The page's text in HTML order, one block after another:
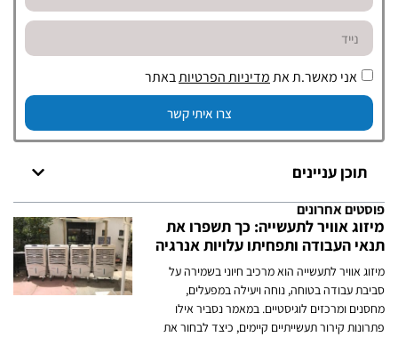
אני מאשר.ת אתמדיניות הפרטיותבאתר
צרו איתי קשר
תוכן עניינים
פוסטים אחרונים
מיזוג אוויר לתעשייה: כך תשפרו את
תנאי העבודה ותפחיתו עלויות אנרגיה
מיזוג אוויר לתעשייה הוא מרכיב חיוני בשמירה על
סביבת עבודה בטוחה, נוחה ויעילה במפעלים,
מחסנים ומרכזים לוגיסטיים. במאמר נסביר אילו
פתרונות קירור תעשייתיים קיימים, כיצד לבחור את